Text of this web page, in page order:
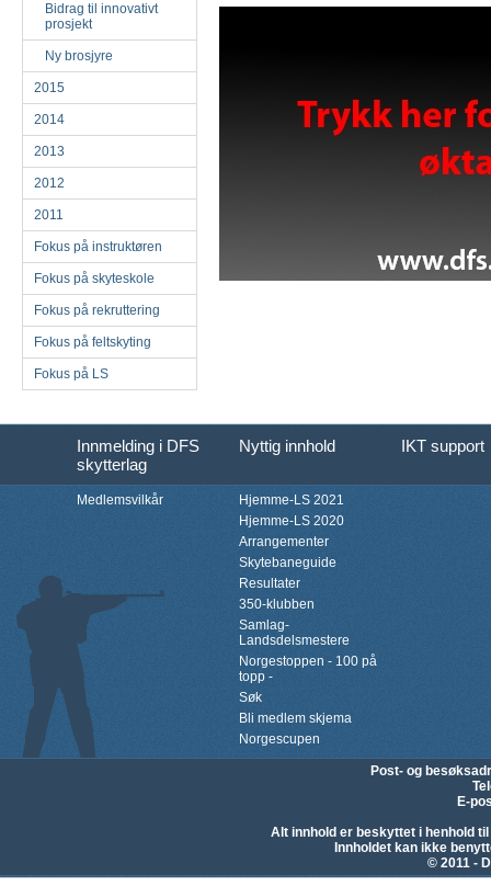
Bidrag til innovativt
prosjekt
Ny brosjyre
2015
2014
2013
2012
2011
Fokus på instruktøren
Fokus på skyteskole
Fokus på rekruttering
Fokus på feltskyting
Fokus på LS
Innmelding i DFS
skytterlag
Nyttig innhold IKT support
Medlemsvilkår
Hjemme-LS 2021
Hjemme-LS 2020
Arrangementer
Skytebaneguide
Resultater
350-klubben
Samlag-
Landsdelsmestere
Norgestoppen - 100 på
topp -
Søk
Bli medlem skjema
Norgescupen
Post- og
E-
Alt innhold er beskyttet i henhold
Innholdet kan ikke
© 2011 -